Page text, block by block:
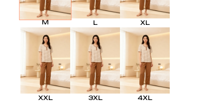
M L XL
XXL 3XL 4XL